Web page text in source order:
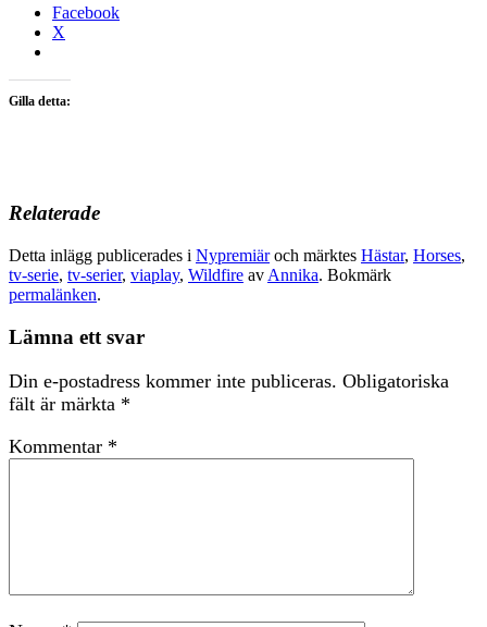
Facebook
X
Gilla detta:
Relaterade
Detta inlägg publicerades i Nypremiäroch märktes Hästar, Horses,
tv-serie, tv-serier, viaplay, Wildfire av Annika. Bokmärk
permalänken.
Lämna ett svar
Din e-postadress kommer inte publiceras. Obligatoriska
fält är märkta *
Kommentar *